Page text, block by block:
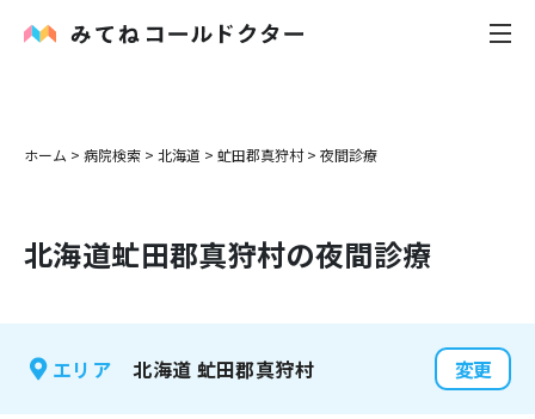
内科
花粉症
感染症
ホーム > 病院検索 > 北海道 > 虻田郡真狩村 > 夜間診療
北海道虻田郡真狩村の夜間診療
エリア 北海道 虻田郡真狩村 変更